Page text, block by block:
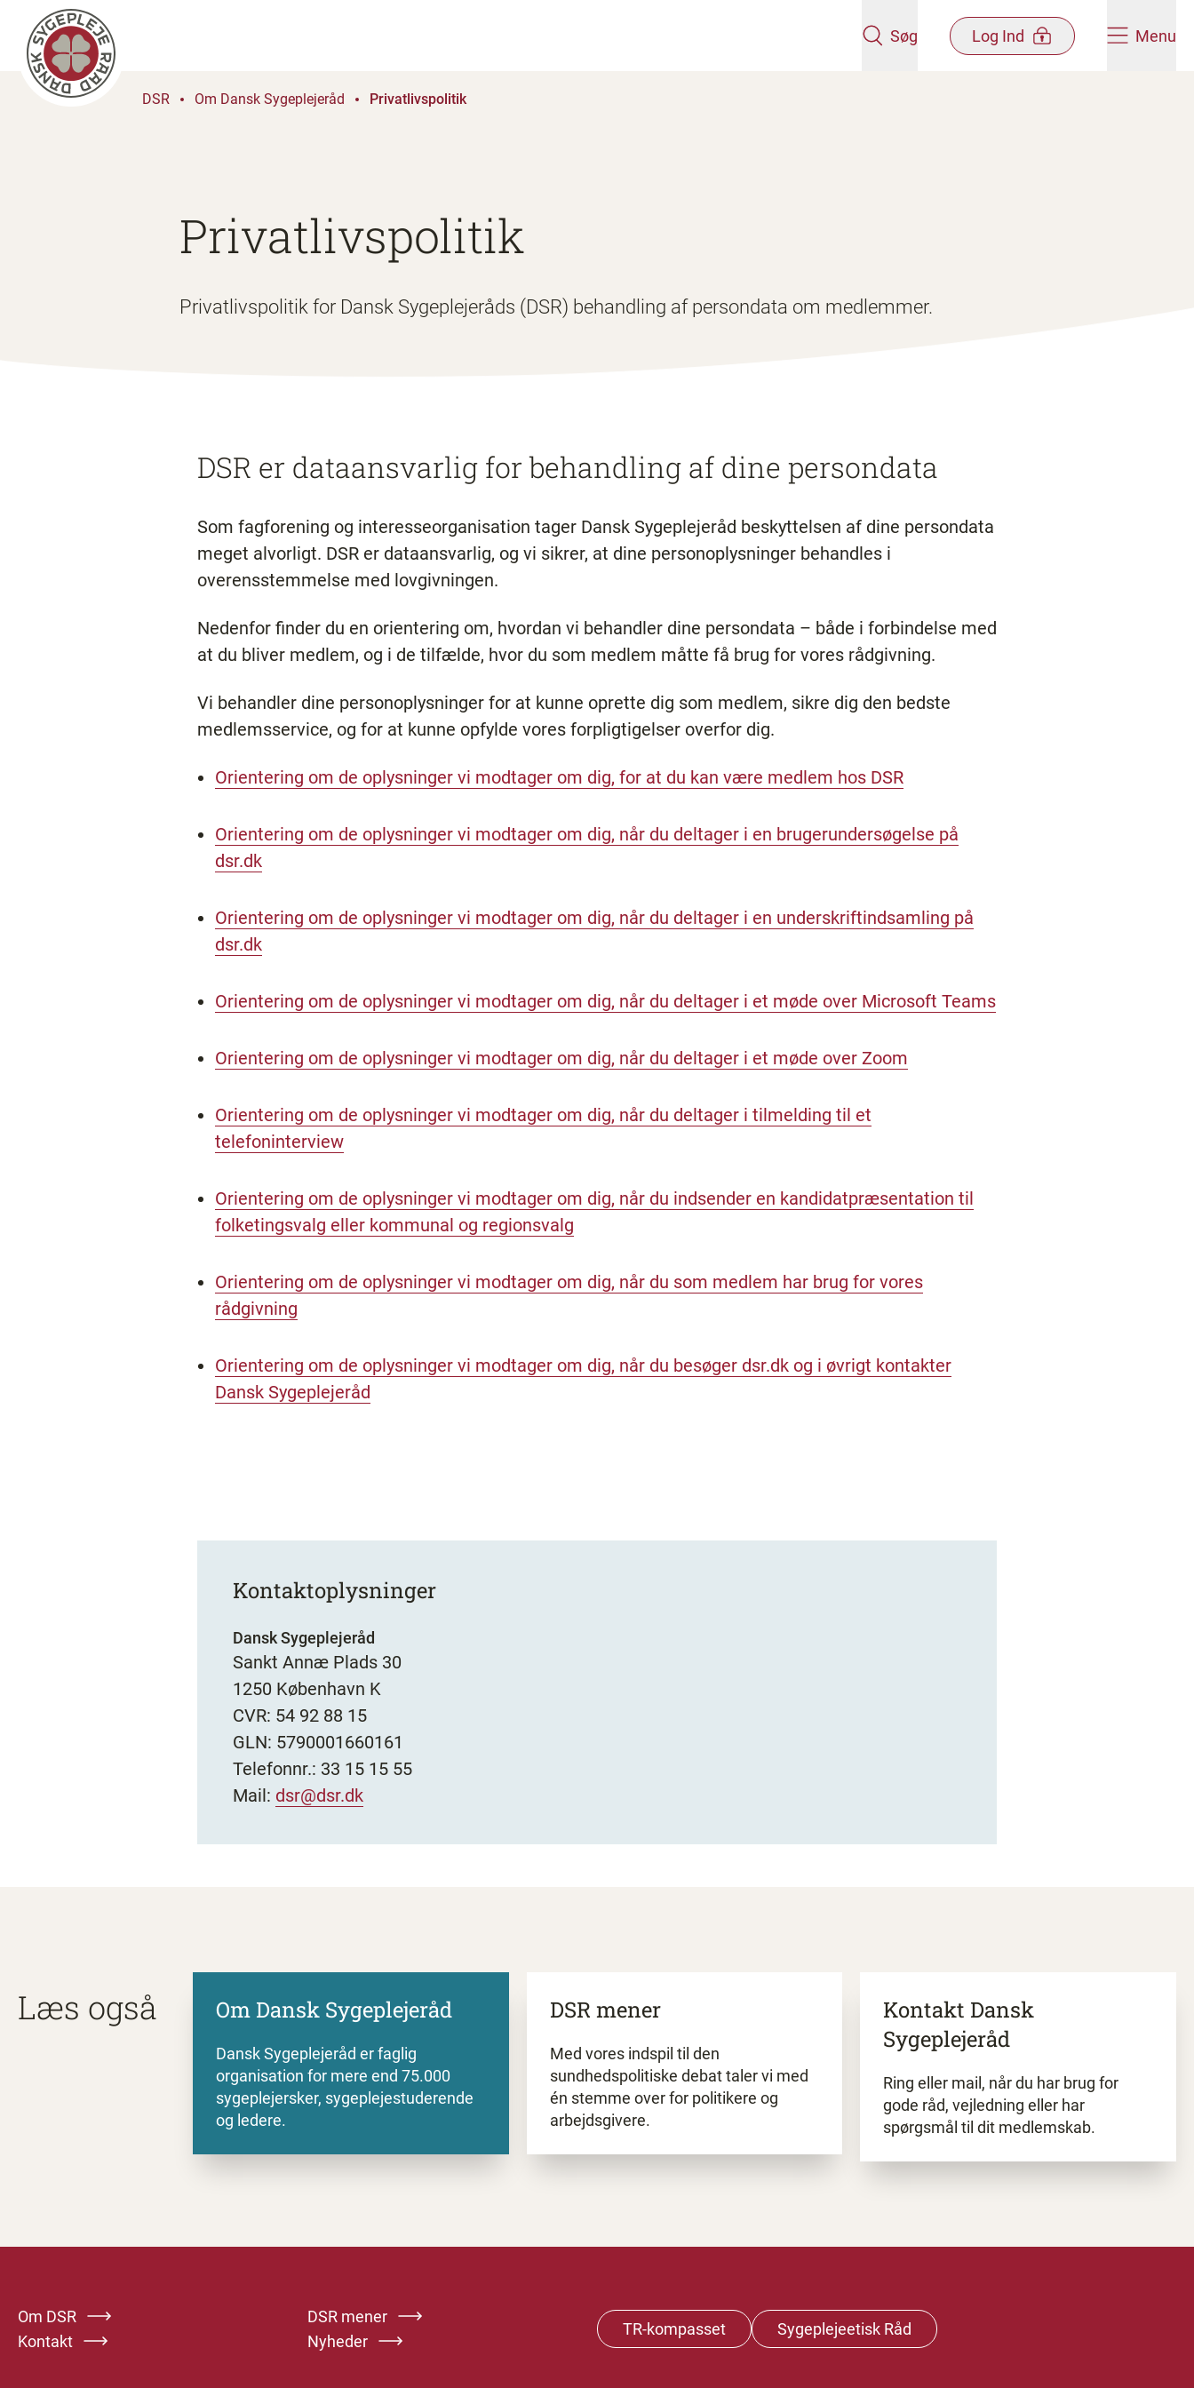
Søg Log Ind Menu
DSR Om Dansk Sygeplejeråd Privatlivspolitik
Privatlivspolitik
Privatlivspolitik for Dansk Sygeplejeråds (DSR) behandling af persondata om medlemmer.
DSR er dataansvarlig for behandling af dine persondata
Som fagforening og interesseorganisation tager Dansk Sygeplejeråd beskyttelsen af dine persondata
meget alvorligt. DSR er dataansvarlig, og vi sikrer, at dine personoplysninger behandles i
overensstemmelse med lovgivningen.
Nedenfor finder du en orientering om, hvordan vi behandler dine persondata – både i forbindelse med
at du bliver medlem, og i de tilfælde, hvor du som medlem måtte få brug for vores rådgivning.
Vi behandler dine personoplysninger for at kunne oprette dig som medlem, sikre dig den bedste
medlemsservice, og for at kunne opfylde vores forpligtigelser overfor dig.
Orientering om de oplysninger vi modtager om dig, for at du kan være medlem hos DSR
Orientering om de oplysninger vi modtager om dig, når du deltager i en brugerundersøgelse på
dsr.dk
Orientering om de oplysninger vi modtager om dig, når du deltager i en underskriftindsamling på
dsr.dk
Orientering om de oplysninger vi modtager om dig, når du deltager i et møde over Microsoft Teams
Orientering om de oplysninger vi modtager om dig, når du deltager i et møde over Zoom
Orientering om de oplysninger vi modtager om dig, når du deltager i tilmelding til et
telefoninterview
Orientering om de oplysninger vi modtager om dig, når du indsender en kandidatpræsentation til
folketingsvalg eller kommunal og regionsvalg
Orientering om de oplysninger vi modtager om dig, når du som medlem har brug for vores
rådgivning
Orientering om de oplysninger vi modtager om dig, når du besøger dsr.dk og i øvrigt kontakter
Dansk Sygeplejeråd
Kontaktoplysninger
Dansk Sygeplejeråd
Sankt Annæ Plads 30
1250 København K
CVR: 54 92 88 15
GLN: 5790001660161
Telefonnr.: 33 15 15 55
Mail: dsr@dsr.dk
Læs også Om Dansk Sygeplejeråd
Dansk Sygeplejeråd er faglig
organisation for mere end 75.000
sygeplejersker, sygeplejestuderende
og ledere.
DSR mener
Med vores indspil til den
sundhedspolitiske debat taler vi med
én stemme over for politikere og
arbejdsgivere.
Kontakt Dansk
Sygeplejeråd
Ring eller mail, når du har brug for
gode råd, vejledning eller har
spørgsmål til dit medlemskab.
Om DSR
DSR mener
Kontakt
Nyheder
TR-kompasset Sygeplejeetisk Råd